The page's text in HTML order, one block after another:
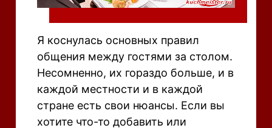
Я коснулась основных правил
общения между гостями за столом.
Несомненно, их гораздо больше, и в
каждой местности и в каждой
стране есть свои нюансы. Если вы
хотите что-то добавить или